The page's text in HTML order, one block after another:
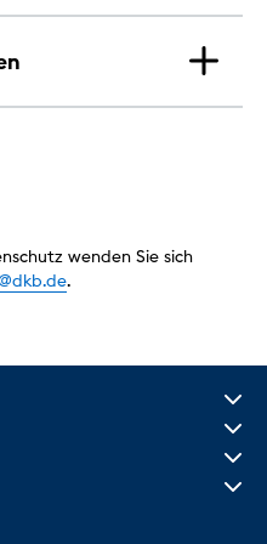
wenden Sie sich
.